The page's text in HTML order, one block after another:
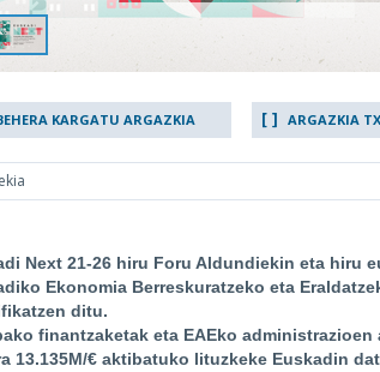
KARGATU ARGAZKIA ARGAZKIA
Next 21-26 hiru Foru Aldundiekin eta hiru
Ekonomia Berreskuratzeko eta
ditu.
finantzaketak eta EAEko
13.135M/€ aktibatuko lituzkeke Euskadin